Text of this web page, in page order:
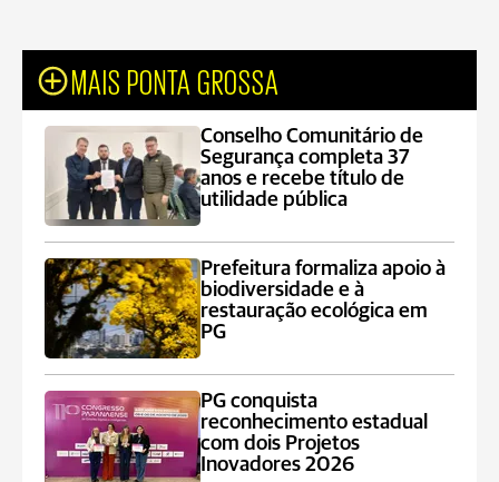
MAIS PONTA GROSSA
Conselho Comunitário de
Segurança completa 37
anos e recebe título de
utilidade pública
Prefeitura formaliza apoio à
biodiversidade e à
restauração ecológica em
PG
PG conquista
reconhecimento estadual
com dois Projetos
Inovadores 2026